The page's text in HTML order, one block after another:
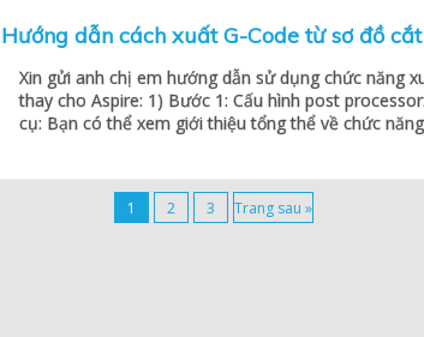
Hướng dẫn cách xuất G-Code từ sơ đồ
Xin gửi anh chị em hướng dẫn sử dụng chức năng
thay cho Aspire: 1) Bước 1: Cấu hình post
cụ: Bạn có thể xem giới thiệu tổng thể về chức
1 2 3 Trang sau »